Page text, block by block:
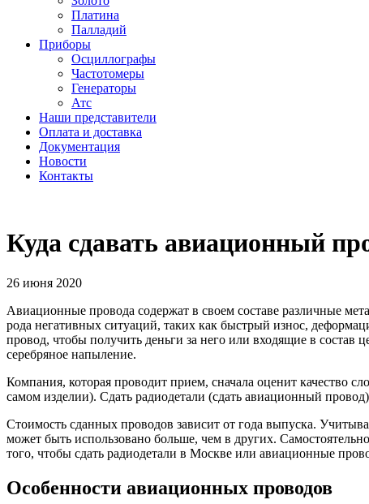
Платина
Палладий
Приборы
Осциллографы
Частотомеры
Генераторы
Атс
Наши представители
Оплата и доставка
Документация
Новости
Контакты
Куда сдавать авиационный
26 июня 2020
Авиационные провода содержат в своем составе различные
рода негативных ситуаций, таких как быстрый износ,
провод, чтобы получить деньги за него или входящие в
серебряное напыление.
Компания, которая проводит прием, сначала оценит качество
самом изделии). Сдать радиодетали (сдать авиационный
Стоимость сданных проводов зависит от года выпуска.
может быть использовано больше, чем в других.
того, чтобы сдать радиодетали в Москве или авиационные
Особенности авиационных проводов